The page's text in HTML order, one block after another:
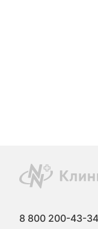
8 800 200-43-34